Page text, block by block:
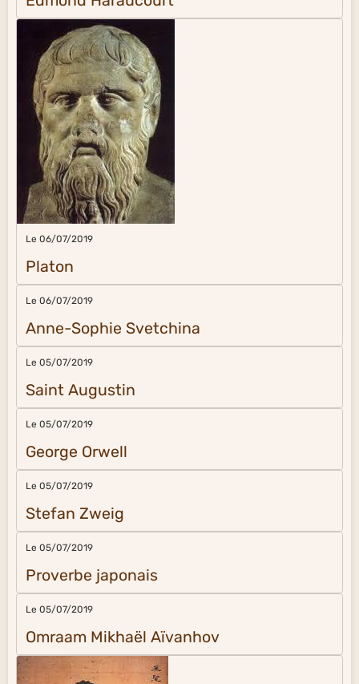
Le 06/07/2019
Platon
Le 06/07/2019
Anne-Sophie Svetchina
Le 05/07/2019
Saint Augustin
Le 05/07/2019
George Orwell
Le 05/07/2019
Stefan Zweig
Le 05/07/2019
Proverbe japonais
Le 05/07/2019
Omraam Mikhaël Aïvanhov